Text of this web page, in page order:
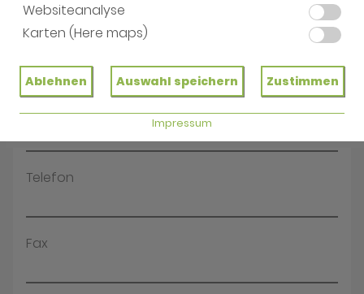
Websiteanalyse
Karten (Here maps)
Ablehnen Auswahl speichern Zustimmen
Impressum
E-Mail*
Telefon
Fax